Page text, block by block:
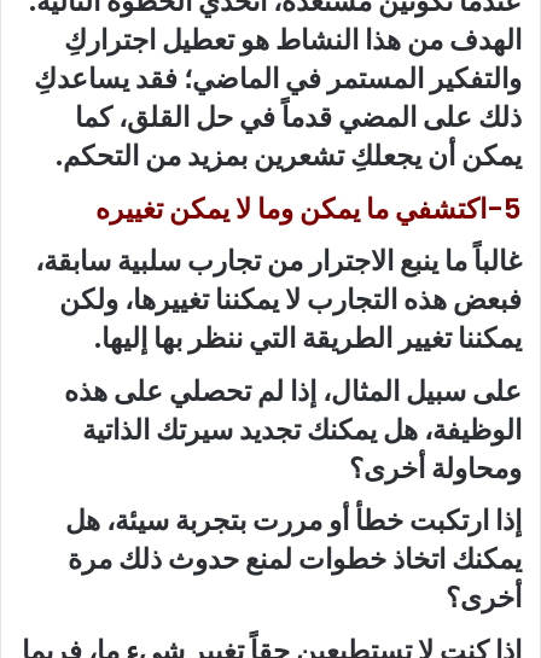
الهدف من هذا النشاط هو تعطيل اجتراركِ
والتفكير المستمر في الماضي؛ فقد يساعدكِ
ذلك على المضي قدماً في حل القلق، كما
يمكن أن يجعلكِ تشعرين بمزيد من التحكم.
5-اكتشفي ما يمكن وما لا يمكن تغييره
غالباً ما ينبع الاجترار من تجارب سلبية سابقة،
فبعض هذه التجارب لا يمكننا تغييرها، ولكن
يمكننا تغيير الطريقة التي ننظر بها إليها.
على سبيل المثال، إذا لم تحصلي على هذه
الوظيفة، هل يمكنك تجديد سيرتك الذاتية
ومحاولة أخرى؟
إذا ارتكبت خطأ أو مررت بتجربة سيئة، هل
يمكنك اتخاذ خطوات لمنع حدوث ذلك مرة
أخرى؟